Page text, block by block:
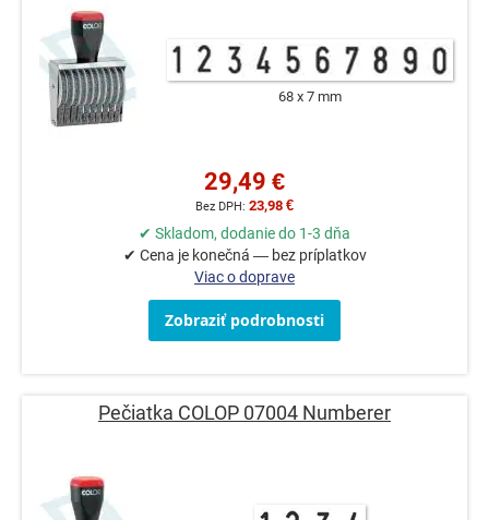
68 x 7 mm
29,49 €
23,98 €
✔ Skladom, dodanie do 1-3 dňa
✔ Cena je konečná — bez príplatkov
Viac o doprave
Zobraziť podrobnosti
Pečiatka COLOP 07004 Numberer